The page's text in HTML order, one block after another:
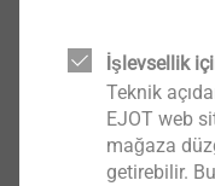
Bu ürün için
verilmektedir.
Daha fazla bilgi
adresine
İşlevsellik
Teknik
EJOT web
mağaza
getirebilir.